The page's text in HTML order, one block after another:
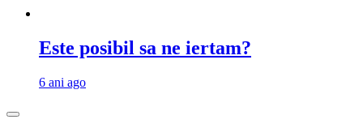
Este posibil sa ne iertam?
6 ani ago